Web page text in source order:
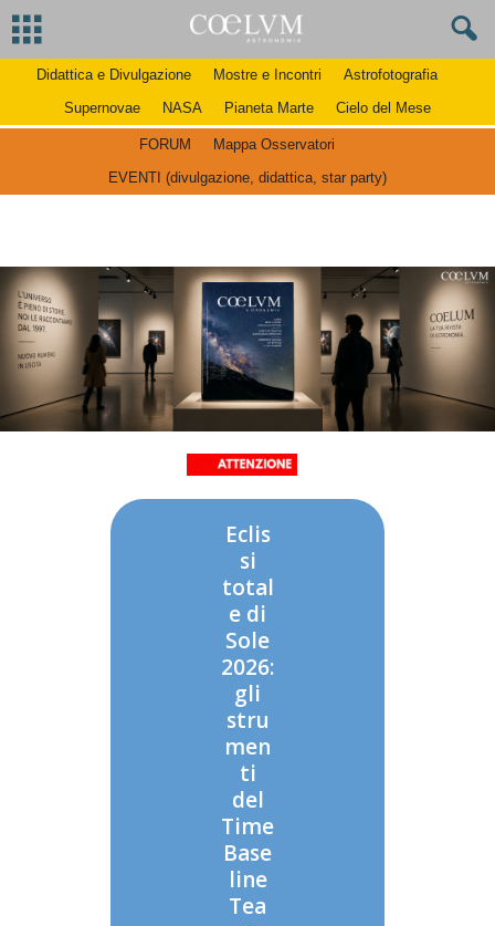
Didattica e Divulgazione Mostre e Incontri
Astrofotografia
Supernovae
NASA Pianeta Marte Cielo del Mese
FORUM
Mappa Osservatori
EVENTI (divulgazione, didattica, star party)
Eclis
si
total
e di
Sole
2026:
gli
stru
men
ti
del
Time
Base
line
Tea